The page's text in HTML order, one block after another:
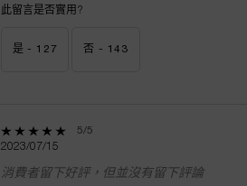
此留言是否實用?
是 - 127 否 - 143
5 out of 5 stars.
5/5
2023/07/15
消費者留下好評，但並沒有留下評論